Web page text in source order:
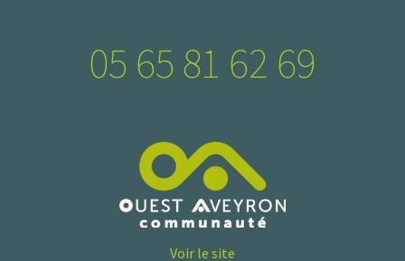
05 65 81 62 69
Voir le site